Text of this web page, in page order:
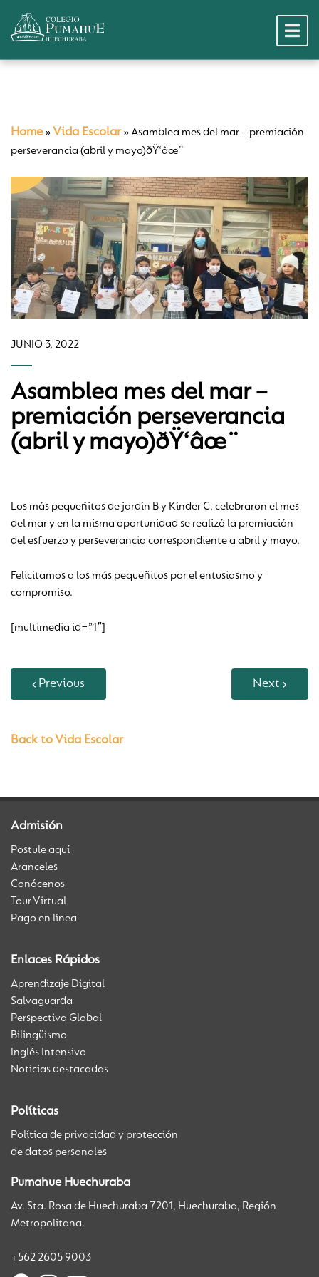
Home » Vida Escolar»Asamblea mes del mar – premiación
perseverancia (abril y mayo)ðŸ‘âœ¨
JUNIO 3, 2022
Asamblea mes del mar –
premiación perseverancia
(abril y mayo)ðŸ‘âœ¨
Los más pequeñitos de jardín B y Kínder C, celebraron el mes
del mar y en la misma oportunidad se realizó la premiación
del esfuerzo y perseverancia correspondiente a abril y mayo.
Felicitamos a los más pequeñitos por el entusiasmo y
compromiso.
[multimedia id=”1″]
Previous Next
Back to Vida Escolar
Admisión
Postule aquí
Aranceles
Conócenos
Tour Virtual
Pago en línea
Enlaces Rápidos
Aprendizaje Digital
Salvaguarda
Perspectiva Global
Bilingüismo
Inglés Intensivo
Noticias destacadas
Políticas
Política de privacidad y protección
de datos personales
Pumahue Huechuraba
Av. Sta. Rosa de Huechuraba 7201, Huechuraba, Región
Metropolitana.
+562 2605 9003